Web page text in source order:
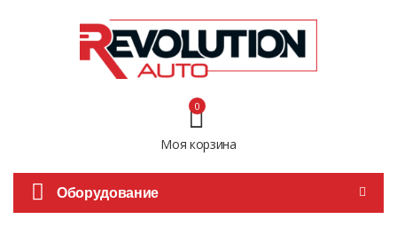
Моя корзина
0
Оборудование